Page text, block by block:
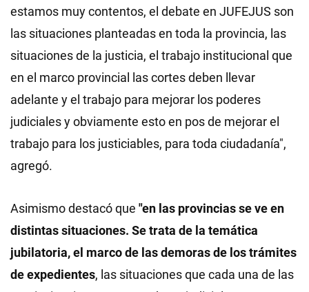
estamos muy contentos, el debate en JUFEJUS son
las situaciones planteadas en toda la provincia, las
situaciones de la justicia, el trabajo institucional que
en el marco provincial las cortes deben llevar
adelante y el trabajo para mejorar los poderes
judiciales y obviamente esto en pos de mejorar el
trabajo para los justiciables, para toda ciudadanía",
agregó.
Asimismo destacó que "en las provincias se ve en
distintas situaciones. Se trata de la temática
jubilatoria, el marco de las demoras de los trámites
de expedientes, las situaciones que cada una de las